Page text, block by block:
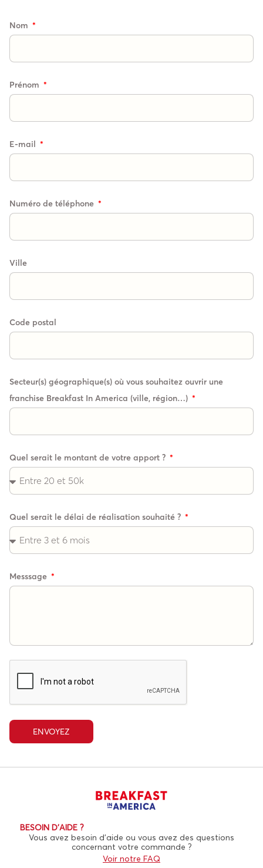
Nom
Prénom
E-mail
Numéro de téléphone
Ville
Code postal
Secteur(s) géographique(s) où vous souhaitez ouvrir une
franchise Breakfast In America (ville, région…)
Quel serait le montant de votre apport ?
Quel serait le délai de réalisation souhaité ?
Messsage
ENVOYEZ
BESOIN D'AIDE ?
Vous avez besoin d’aide ou vous avez des questions
concernant votre commande ?
Voir notre FAQ